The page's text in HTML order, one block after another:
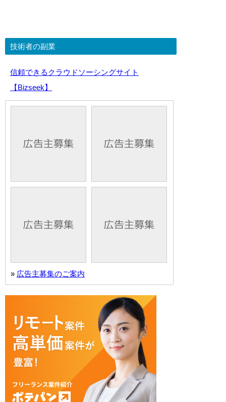
技術者の副業
信頼できるクラウドソーシングサイト
【Bizseek】
» 広告主募集のご案内